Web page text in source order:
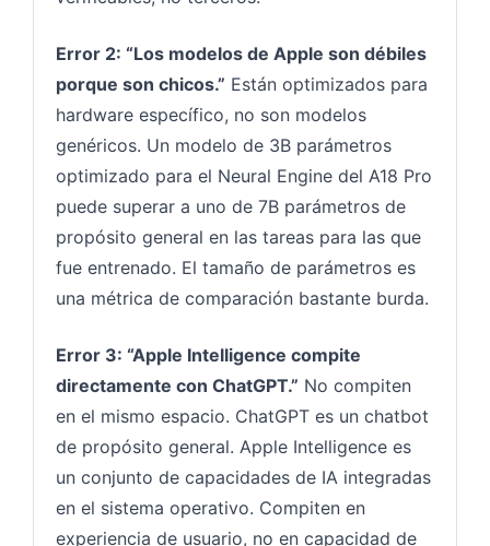
Error 2: “Los modelos de Apple son débiles
porque son chicos.” Están optimizados para
hardware específico, no son modelos
genéricos. Un modelo de 3B parámetros
optimizado para el Neural Engine del A18 Pro
puede superar a uno de 7B parámetros de
propósito general en las tareas para las que
fue entrenado. El tamaño de parámetros es
una métrica de comparación bastante burda.
Error 3: “Apple Intelligence compite
directamente con ChatGPT.” No compiten
en el mismo espacio. ChatGPT es un chatbot
de propósito general. Apple Intelligence es
un conjunto de capacidades de IA integradas
en el sistema operativo. Compiten en
experiencia de usuario, no en capacidad de